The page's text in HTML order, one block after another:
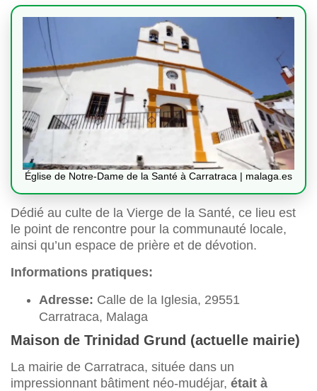
Église de Notre-Dame de la Santé à Carratraca | malaga.es
Dédié au culte de la Vierge de la Santé, ce lieu est
le point de rencontre pour la communauté locale,
ainsi qu’un espace de prière et de dévotion.
Informations pratiques:
Adresse: Calle de la Iglesia, 29551
Carratraca, Malaga
Maison de Trinidad Grund (actuelle mairie)
La mairie de Carratraca, située dans un
impressionnant bâtiment néo-mudéjar, était à